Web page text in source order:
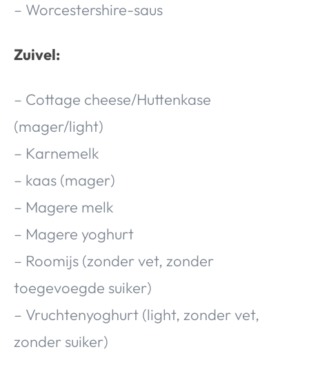
– Worcestershire-saus
Zuivel:
– Cottage cheese/Huttenkase
(mager/light)
– Karnemelk
– kaas (mager)
– Magere melk
– Magere yoghurt
– Roomijs (zonder vet, zonder
toegevoegde suiker)
– Vruchtenyoghurt (light, zonder vet,
zonder suiker)